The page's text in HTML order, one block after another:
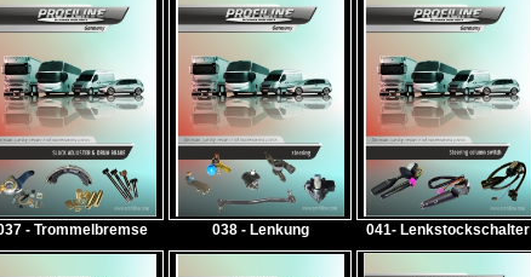
- Trommelbremse 038 - Lenkung 041- Lenkstockschalter